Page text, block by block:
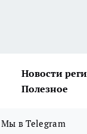
Новости
Полезное
Мы в Telegram